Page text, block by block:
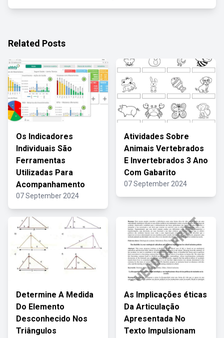
Related Posts
Os Indicadores
Individuais São
Ferramentas
Utilizadas Para
Acompanhamento
07 September 2024
Atividades Sobre
Animais Vertebrados
E Invertebrados 3 Ano
Com Gabarito
07 September 2024
Determine A Medida
Do Elemento
Desconhecido Nos
Triângulos
As Implicações éticas
Da Articulação
Apresentada No
Texto Impulsionam